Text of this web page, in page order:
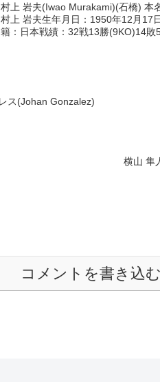
村上 岩夫(Iwao Murakami)(石橋) 本
村上 岩夫生年月日：1950年12月17
籍：日本戦績：32戦13勝(9KO)14敗
ス(Johan Gonzalez)
横山 隼
コメントを書き込む